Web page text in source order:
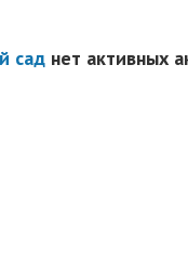
саднет активных